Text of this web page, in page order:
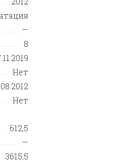
—
8
Нет
Нет
612,5
—
3615,5